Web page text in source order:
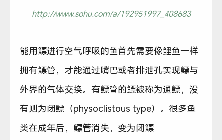
http://www.sohu.com/a/192951997_408683
能用鳔进行空气呼吸的鱼首先需要像鲤鱼一样
拥有鳔管，才能通过嘴巴或者排泄孔实现鳔与
外界的气体交换。有鳔管的鳔被称为通鳔，没
有则为闭鳔（physoclistous type）。很多鱼
类在成年后，鳔管消失，变为闭鳔